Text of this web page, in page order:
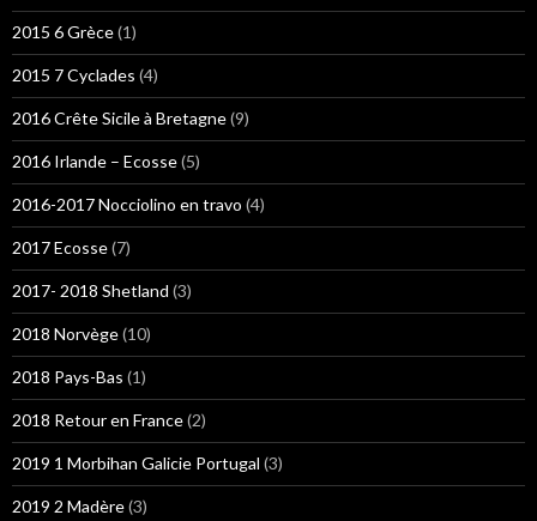
2015 6 Grèce(1)
2015 7 Cyclades (4)
2016 Crête Sicile à Bretagne(9)
2016 Irlande – Ecosse(5)
2016-2017 Nocciolino en travo (4)
2017 Ecosse(7)
2017- 2018 Shetland (3)
2018 Norvège(10)
2018 Pays-Bas (1)
2018 Retour en France(2)
2019 1 Morbihan Galicie Portugal (3)
2019 2 Madère(3)